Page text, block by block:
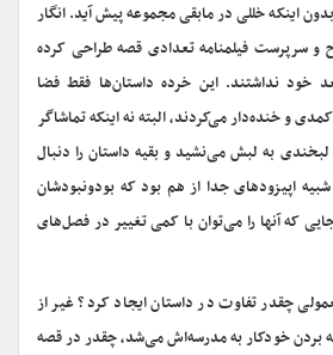
اینکه خللی در مابقی مجموعه پیش آید. انگار
و سرپرست فیلمنامه تعدادی قصه طراحی کرده
خود نداشتند. این خرده داستان‌ها فقط فضا
و خنده‌دار می‌کردند، البته نه اینکه تماشاگر
لبخندی به لبش می‌نشید و بقیه داستان را دنبال
اپیزودهای جدا از هم بود که بودونبودشان
که آنها را می‌توان با کمی تغییر در فصل‌های
چقدر تفاوت در داستان ایجاد کرد؟ غیر از
بردن خودکار به مدرسه‌اش می‌شد، چقدر در قصه